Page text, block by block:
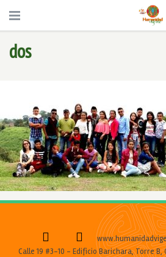
dos
Calle 19 #3-10 - Edificio Barichara, Torre B,